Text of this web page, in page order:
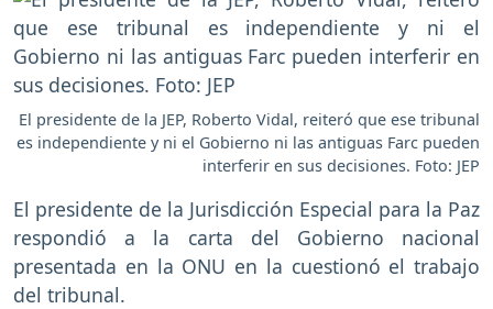
El presidente de la JEP, Roberto Vidal, reiteró que ese tribunal
es independiente y ni el Gobierno ni las antiguas Farc pueden
interferir en sus decisiones. Foto: JEP
El presidente de la Jurisdicción Especial para la Paz
respondió a la carta del Gobierno nacional
presentada en la ONU en la cuestionó el trabajo
del tribunal.